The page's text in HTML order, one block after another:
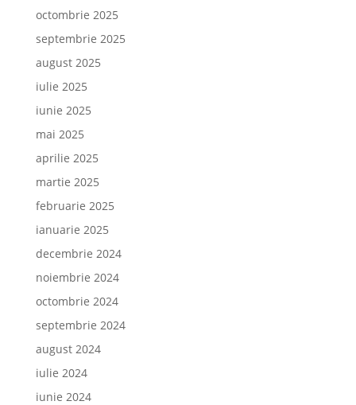
octombrie 2025
septembrie 2025
august 2025
iulie 2025
iunie 2025
mai 2025
aprilie 2025
martie 2025
februarie 2025
ianuarie 2025
decembrie 2024
noiembrie 2024
octombrie 2024
septembrie 2024
august 2024
iulie 2024
iunie 2024